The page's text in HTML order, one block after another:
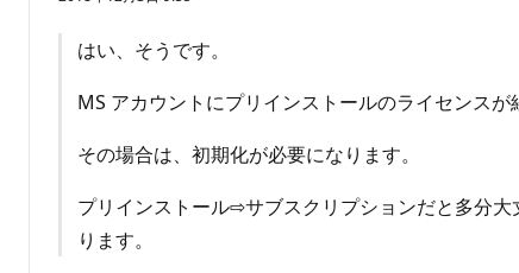
はい、そうです。
MS アカウントにプリインストールのライセンス
その場合は、初期化が必要になります。
プリインストール⇨サブスクリプションだと多分
ります。